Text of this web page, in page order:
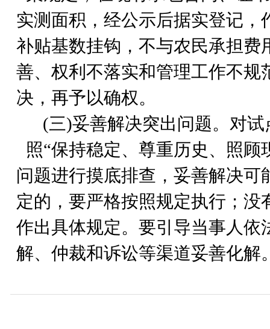
实测面积，经公示后据实登记
补贴基数挂钩，不与农民承担
善、权利不落实和管理工作不
决，再予以确权。
(三)妥善解决突出问题。对
照“保持稳定、尊重历史、照
问题进行摸底排查，妥善解决
定的，要严格按照规定执行；
作出具体规定。要引导当事人
解、仲裁和诉讼等渠道妥善化解